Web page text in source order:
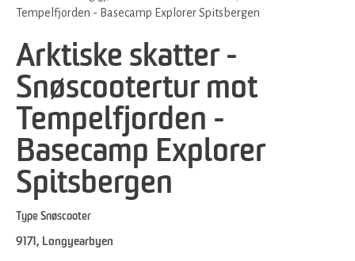
Tempelfjorden - Basecamp Explorer Spitsbergen
Arktiske skatter -
Snøscootertur mot
Tempelfjorden -
Basecamp Explorer
Spitsbergen
Type Snøscooter
9171 , Longyearbyen